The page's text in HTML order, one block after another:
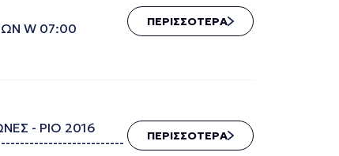
W 07:00
ΠΕΡΙΣΣΟΤΕΡΑ
- ΡΙΟ 2016
ΠΕΡΙΣΣΟΤΕΡΑ